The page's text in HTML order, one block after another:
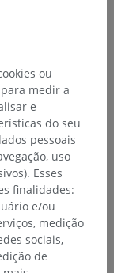
estrutura
ou
medir a
e
do seu
pessoais
uso
Esses
finalidades:
e/ou
medição
sociais,
de